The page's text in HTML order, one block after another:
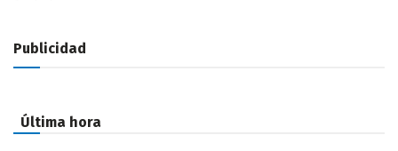
Publicidad
Última hora